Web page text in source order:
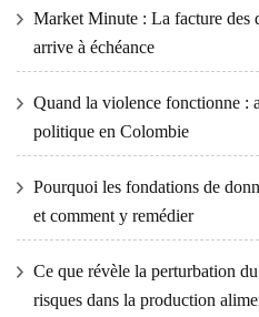
Market Minute : La facture des
arrive à échéance
Quand la violence fonctionne :
politique en Colombie
Pourquoi les fondations de
et comment y remédier
Ce que révèle la perturbation
risques dans la production